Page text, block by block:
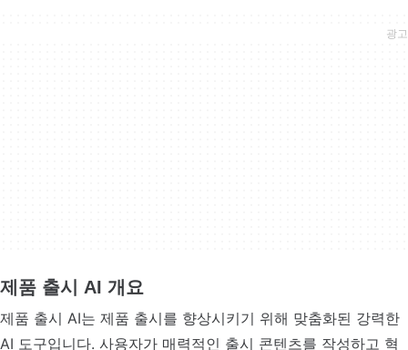
제품 출시 AI 개요
제품 출시 AI는 제품 출시를 향상시키기 위해 맞춤화된 강력한
AI 도구입니다. 사용자가 매력적인 출시 콘텐츠를 작성하고 혁